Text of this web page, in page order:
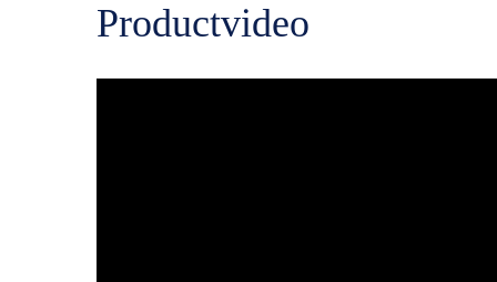
Productvideo